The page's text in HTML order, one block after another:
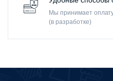
Мы принимает
(в разработке)